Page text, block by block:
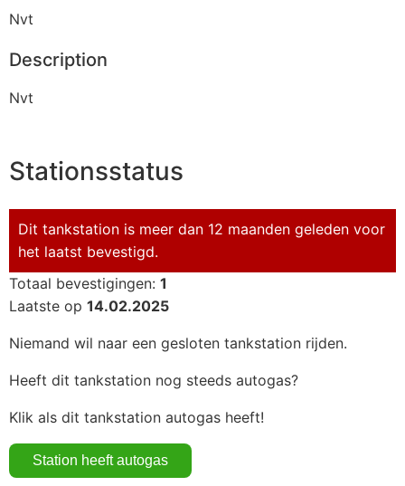
Nvt
Description
Nvt
Stationsstatus
Dit tankstation is meer dan 12 maanden geleden voor
het laatst bevestigd.
Totaal bevestigingen: 1
Laatste op 14.02.2025
Niemand wil naar een gesloten tankstation rijden.
Heeft dit tankstation nog steeds autogas?
Klik als dit tankstation autogas heeft!